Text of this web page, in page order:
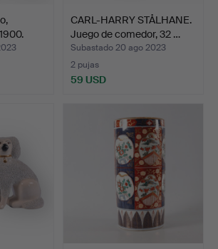
CARL-HARRY STÅLHANE.
Juego de comedor, 32 …
Subastado 20 ago 2023
2 pujas
59 USD